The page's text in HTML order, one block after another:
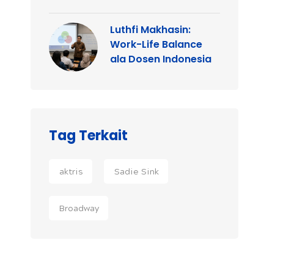
Luthfi Makhasin:
Work-Life Balance
ala Dosen Indonesia
Tag Terkait
aktris Sadie Sink
Broadway